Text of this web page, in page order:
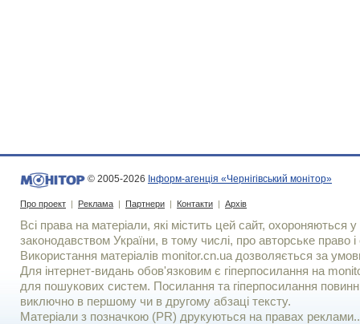
© 2005-2026 Інформ-агенція «Чернігівський монітор»
Про проект | Реклама | Партнери | Контакти | Архів
Всі права на матеріали, які містить цей сайт, охороняються у
законодавством України, в тому числі, про авторське право і
Використання матерiалiв monitor.cn.ua дозволяється за
Для iнтернет-видань обов'язковим є гiперпосилання на
для пошукових систем. Посилання та гіперпосилання
виключно в першому чи в другому абзаці тексту.
Матеріали з позначкою (PR) друкуються на правах реклами..